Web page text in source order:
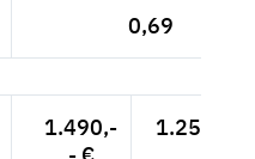
0,69
1.490,-
1.252,10